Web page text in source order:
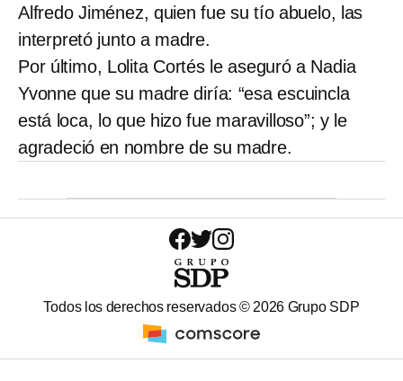
Alfredo Jiménez, quien fue su tío abuelo, las
interpretó junto a madre.
Por último, Lolita Cortés le aseguró a Nadia
Yvonne que su madre diría: “esa escuincla
está loca, lo que hizo fue maravilloso”; y le
agradeció en nombre de su madre.
Todos los derechos reservados © 2026 Grupo SDP